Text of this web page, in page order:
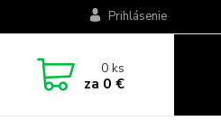
Prihlásenie
0ks
za 0 €